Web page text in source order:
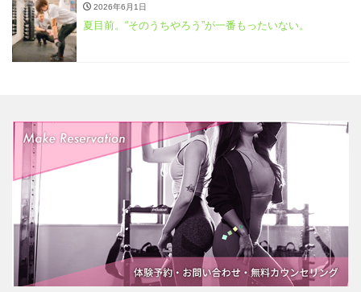
2026年6月1日
夏目前。“そのうちやろう”が一番もったいない。